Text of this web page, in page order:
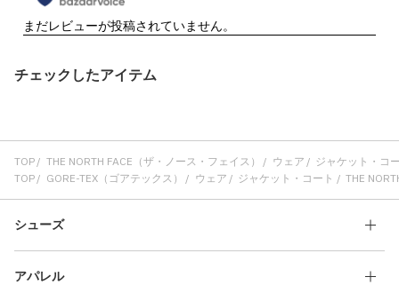
チェックしたアイテム
TOP THE NORTH FACE（ザ・ノース・フェイス） ウェア
ジャケット・コ
TOP
GORE-TEX（ゴアテックス） ウェア ジャケット・コート THE
シューズ
アパレル